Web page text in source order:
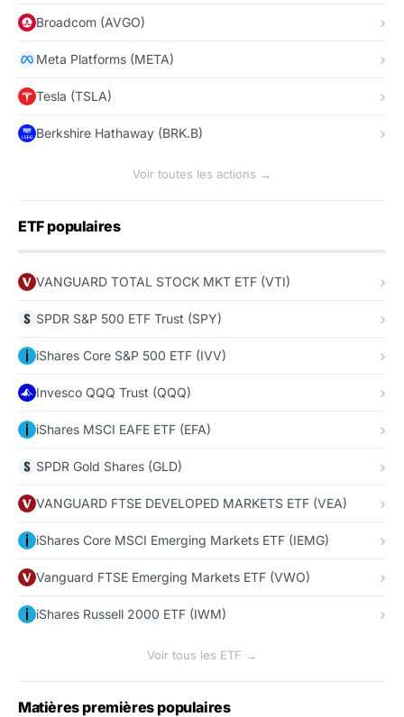
Broadcom (AVGO)
Meta Platforms (META)
Tesla (TSLA)
Berkshire Hathaway (BRK.B)
Voir toutes les actions →
ETF populaires
VANGUARD TOTAL STOCK MKT ETF (VTI)
SPDR S&P 500 ETF Trust (SPY)
iShares Core S&P 500 ETF (IVV)
Invesco QQQ Trust (QQQ)
iShares MSCI EAFE ETF (EFA)
SPDR Gold Shares (GLD)
VANGUARD FTSE DEVELOPED MARKETS ETF (VEA)
iShares Core MSCI Emerging Markets ETF (IEMG)
Vanguard FTSE Emerging Markets ETF (VWO)
iShares Russell 2000 ETF (IWM)
Voir tous les ETF →
Matières premières populaires